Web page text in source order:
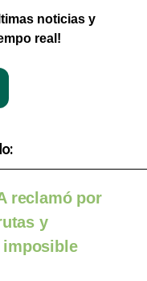
noticias y
real!
reclamó por
y